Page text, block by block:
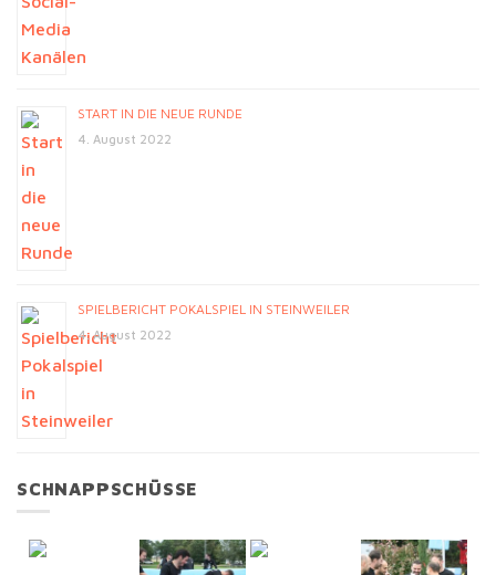
START IN DIE NEUE RUNDE
4. August 2022
SPIELBERICHT POKALSPIEL IN STEINWEILER
4. August 2022
SCHNAPPSCHÜSSE